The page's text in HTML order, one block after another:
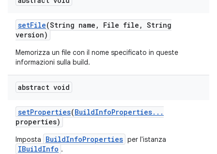
setFile(String name , File file , String
version)
Memorizza un file con il nome specificato in queste
informazioni sulla build.
abstract void
setProperties(BuildInfoProperties. . .
properties)
Imposta BuildInfoProperties per l'istanza
IBuildInfo .